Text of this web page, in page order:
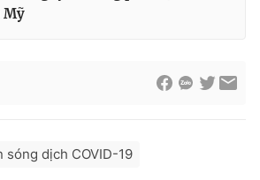
Mỹ
sóng dịch COVID-19